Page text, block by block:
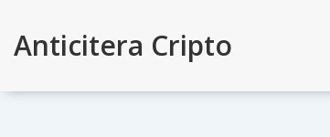
Anticitera Cripto